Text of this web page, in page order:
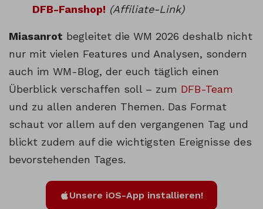
DFB-Fanshop! (Affiliate-Link)
Miasanrot begleitet die WM 2026 deshalb nicht
nur mit vielen Features und Analysen, sondern
auch im WM-Blog, der euch täglich einen
Überblick verschaffen soll – zum DFB-Team
und zu allen anderen Themen. Das Format
schaut vor allem auf den vergangenen Tag und
blickt zudem auf die wichtigsten Ereignisse des
bevorstehenden Tages.
Unsere iOS-App installieren!